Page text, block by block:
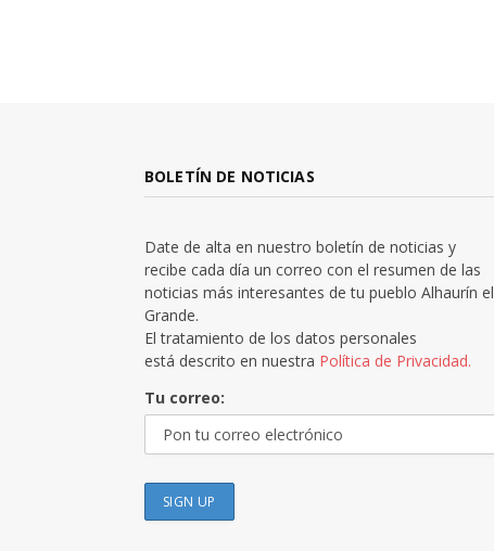
BOLETÍN DE NOTICIAS
Date de alta en nuestro boletín de noticias y
recibe cada día un correo con el resumen de las
noticias más interesantes de tu pueblo Alhaurín el
Grande.
El tratamiento de los datos personales
está descrito en nuestra Política de Privacidad.
Tu correo: